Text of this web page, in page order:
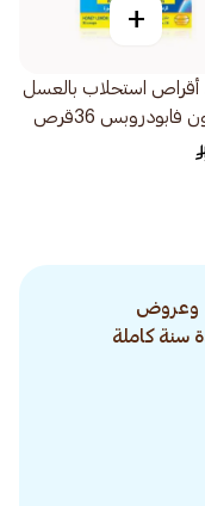
+
استحلاب بالعسل
فابودروبس 36قرص
وعروض
سنة كاملة